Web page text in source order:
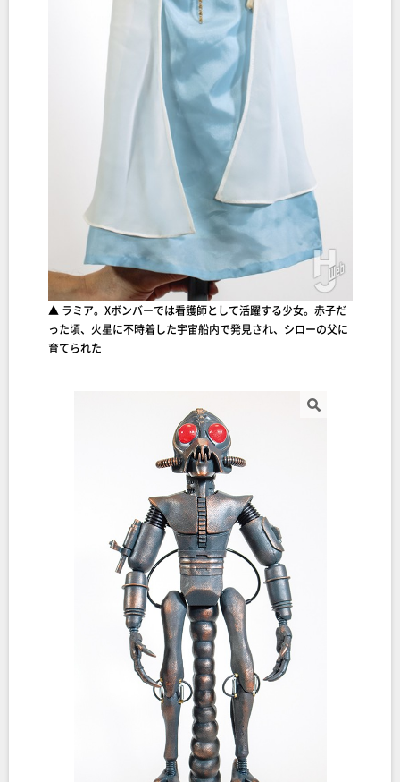
▲ ラミア。Xボンバーでは看護師として活躍する少女。赤子だ
った頃、火星に不時着した宇宙船内で発見され、シローの父に
育てられた